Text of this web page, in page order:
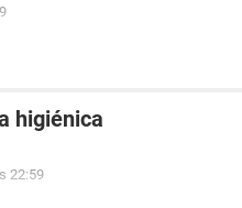
higiénica
22:59